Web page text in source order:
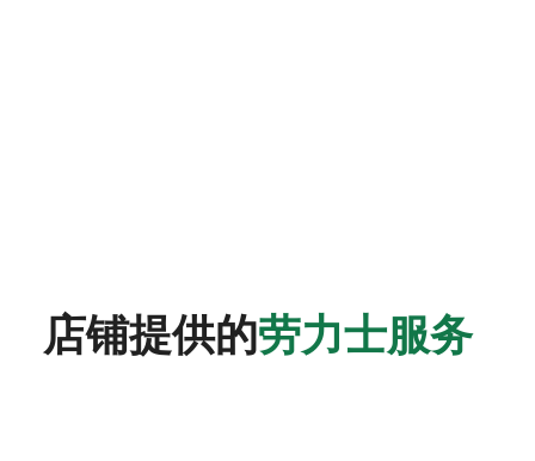
店铺提供的劳力士服务